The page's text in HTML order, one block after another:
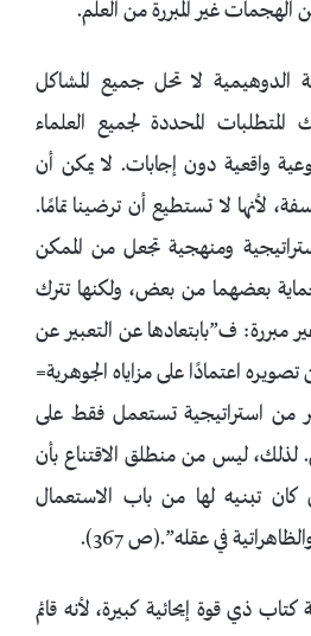
الهجمات غير المبررة من العلم.
الدوهيمية لا تحل جميع المشاكل
المتطلبات المحددة لجميع العلماء
واقعية دون إجابات. لا يمكن أن
لأنها لا تستطيع أن ترضينا تمامًا.
ومنهجية تجعل من الممكن
بعضهما من بعض، ولكنها تترك
مبررة: ف”بابتعادها عن التعبير عن
اعتمادًا على مزاياه الجوهرية=
من استراتيجية تستعمل فقط على
لذلك، ليس من منطلق الاقتناع بأن
كان تبنيه لها من باب الاستعمال
في عقله”.(ص 367).
ذي قوة إيحائية كبيرة، لأنه قائم